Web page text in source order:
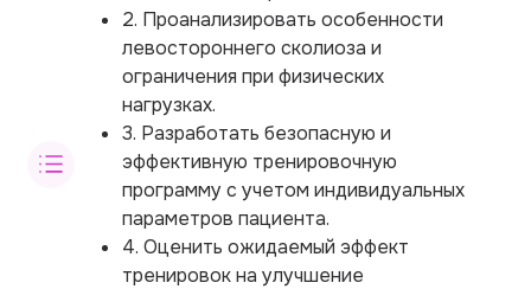
2. Проанализировать особенности
левостороннего сколиоза и
ограничения при физических
нагрузках.
3. Разработать безопасную и
эффективную тренировочную
программу с учетом индивидуальных
параметров пациента.
4. Оценить ожидаемый эффект
тренировок на улучшение